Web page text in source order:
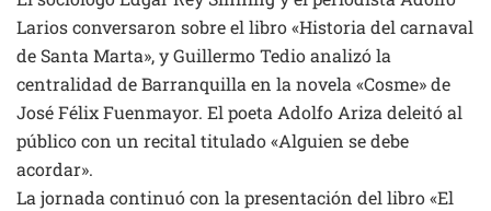
Larios conversaron sobre el libro «Historia del carnaval
de Santa Marta», y Guillermo Tedio analizó la
centralidad de Barranquilla en la novela «Cosme» de
José Félix Fuenmayor. El poeta Adolfo Ariza deleitó al
público con un recital titulado «Alguien se debe
acordar».
La jornada continuó con la presentación del libro «El